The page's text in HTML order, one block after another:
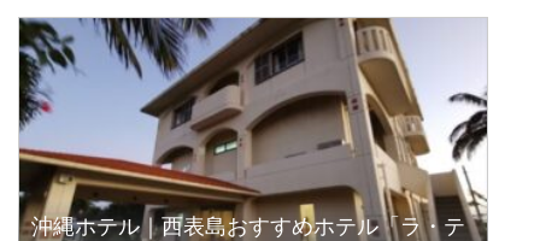
沖縄ホテル｜西表島おすすめホテル「ラ・テ